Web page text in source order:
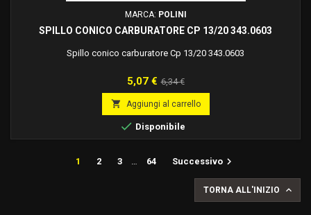
MARCA: POLINI
SPILLO CONICO CARBURATORE CP 13/20 343.0603
Spillo conico carburatore Cp 13/20 343.0603
Prezzo
5,07 € Prezzo
base
6,34 €
 Aggiungi al carrello
 Disponibile
1 2 3 64 Successivo 
TORNA ALL'INIZIO 